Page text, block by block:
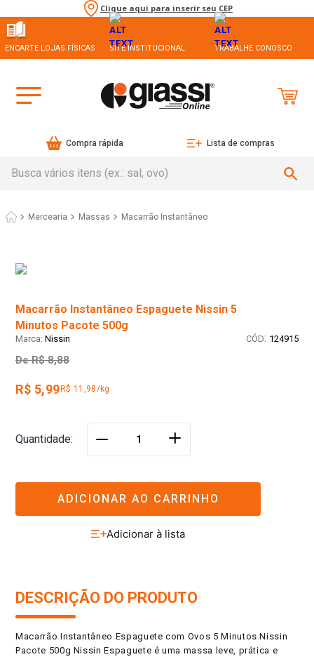
Clique aqui para inserir seu CEP
ENCARTE LOJAS FÍSICAS SITE INSTITUCIONAL TRABALHE CONOSCO
Compra rápida Lista de compras
Mercearia Massas Macarrão Instantâneo
Macarrão Instantâneo Espaguete Nissin 5
Minutos Pacote 500g
Nissin : 124915
De R$ 8,88
R$ 5,99 R$ 11,98/kg
Quantidade ＋
ADICIONAR AO CARRINHO
DESCRIÇÃO DO PRODUTO
Macarrão Instantâneo Espaguete com Ovos 5 Minutos Nissin
Pacote 500g Nissin Espaguete é uma massa leve, prática e